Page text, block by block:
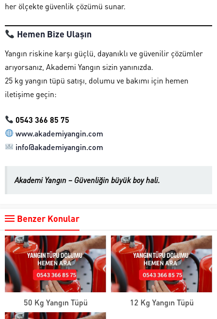
her ölçekte güvenlik çözümü sunar.
Hemen Bize Ulaşın
Yangın riskine karşı güçlü, dayanıklı ve güvenilir çözümler
arıyorsanız, Akademi Yangın sizin yanınızda.
25 kg yangın tüpü satışı, dolumu ve bakımı için hemen
iletişime geçin:
0543 366 85 75
www.akademiyangin.com
info@akademiyangin.com
Akademi Yangın – Güvenliğin büyük boy hali.
Benzer Konular
50 Kg Yangın Tüpü 12 Kg Yangın Tüpü